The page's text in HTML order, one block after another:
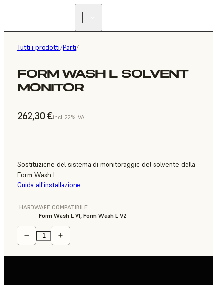
Tutti i prodotti/Parti/
FORM WASH L SOLVENT
MONITOR
262,30 €incl. 22% IVA
Sostituzione del sistema di monitoraggio del solvente della
Form Wash L
Guida all'installazione
HARDWARE COMPATIBILE
Form Wash L V1, Form Wash L V2